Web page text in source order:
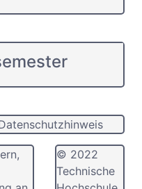
© 2022
Technische